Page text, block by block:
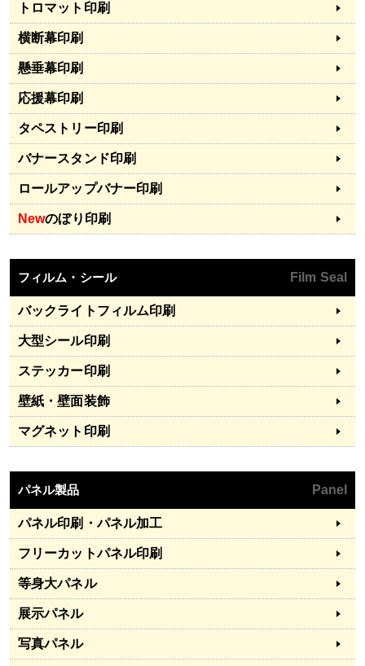
トロマット印刷
横断幕印刷
懸垂幕印刷
応援幕印刷
タペストリー印刷
バナースタンド印刷
ロールアップバナー印刷
Newのぼり印刷
フィルム・シール Film Seal
バックライトフィルム印刷
大型シール印刷
ステッカー印刷
壁紙・壁面装飾
マグネット印刷
パネル製品 Panel
パネル印刷・パネル加工
フリーカットパネル印刷
等身大パネル
展示パネル
写真パネル